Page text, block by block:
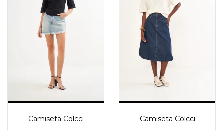
Camiseta Colcci Camiseta Colcci